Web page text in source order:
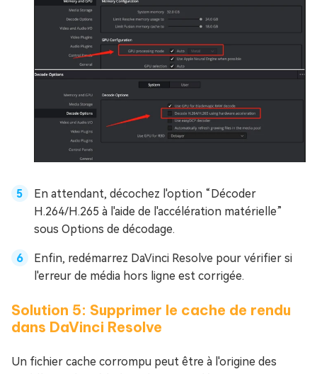
En attendant, décochez l'option “Décoder
H.264/H.265 à l'aide de l'accélération matérielle”
sous Options de décodage.
Enfin, redémarrez DaVinci Resolve pour vérifier si
l'erreur de média hors ligne est corrigée.
Solution 5: Supprimer le cache de rendu
dans DaVinci Resolve
Un fichier cache corrompu peut être à l'origine des